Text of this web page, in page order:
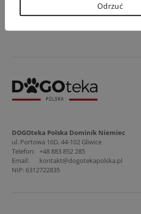
DOGOteka Polska Dominik Niemiec
ul. Portowa 16D, 44-102 Gliwice
Telefon: +48 883 852 285
Email:
kontakt@dogotekapolska.pl
NIP: 6312722835
Odrzuć